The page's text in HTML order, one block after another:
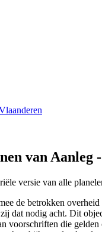
van Aanleg
versie van alle
de betrokken
dat nodig acht. Dit
voorschriften die